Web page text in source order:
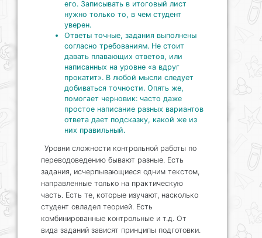
его. Записывать в итоговый лист
нужно только то, в чем студент
уверен.
Ответы точные, задания выполнены
согласно требованиям. Не стоит
давать плавающих ответов, или
написанных на уровне «а вдруг
прокатит». В любой мысли следует
добиваться точности. Опять же,
помогает черновик: часто даже
простое написание разных вариантов
ответа дает подсказку, какой же из
них правильный.
Уровни сложности контрольной работы по
переводоведению бывают разные. Есть
задания, исчерпывающиеся одним текстом,
направленные только на практическую
часть. Есть те, которые изучают, насколько
студент овладел теорией. Есть
комбинированные контрольные и т.д. От
вида заданий зависят принципы подготовки.